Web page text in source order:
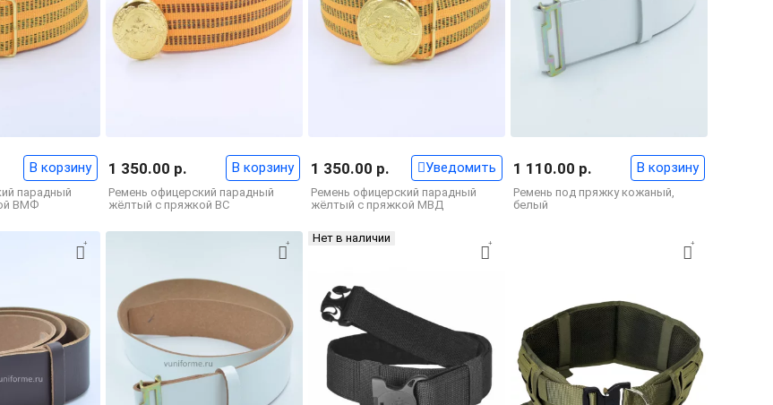
парадный
ВМФ
В корзину
Ремень офицерский парадный
жёлтый с пряжкой ВС
1 350.00 р. В корзину
Ремень офицерский парадный
жёлтый с пряжкой МВД
1 350.00 р. Уведомить
Ремень под пряжку кожаный,
белый
1 110.00 р. В корзину
Нет в наличии